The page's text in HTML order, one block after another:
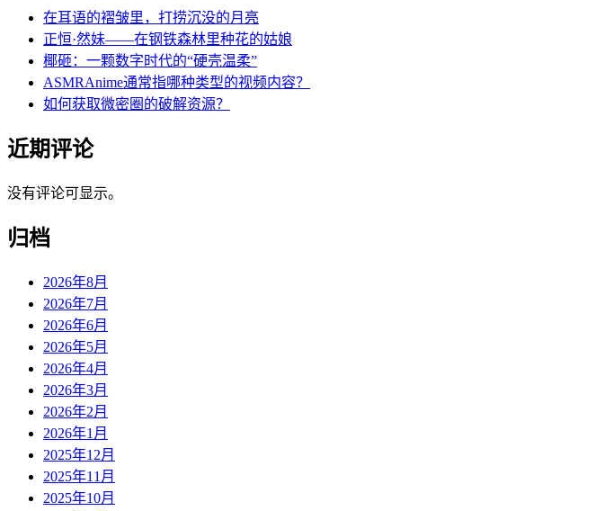
在耳语的褶皱里，打捞沉没的月亮
正恒·然妹——在钢铁森林里种花的姑娘
椰砸：一颗数字时代的“硬壳温柔”
ASMRAnime通常指哪种类型的视频内容？
如何获取微密圈的破解资源？
近期评论
没有评论可显示。
归档
2026年8月
2026年7月
2026年6月
2026年5月
2026年4月
2026年3月
2026年2月
2026年1月
2025年12月
2025年11月
2025年10月